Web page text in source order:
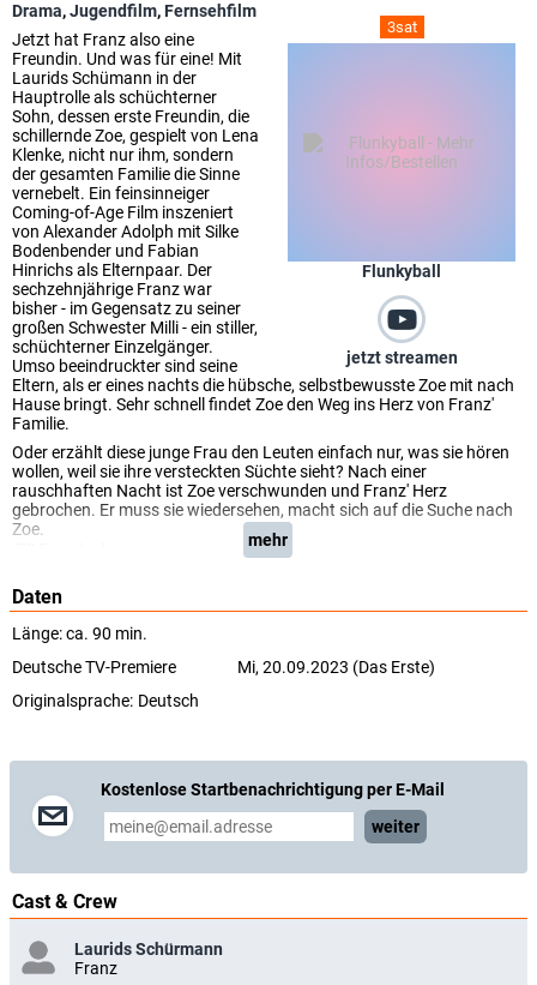
3sat
Flunkyball
jetzt streamen
Drama,Jugendfilm,Fernsehfilm
Jetzt hat Franz also eine
Freundin. Und was für eine! Mit
Laurids Schümann in der
Hauptrolle als schüchterner
Sohn, dessen erste Freundin, die
schillernde Zoe, gespielt von Lena
Klenke, nicht nur ihm, sondern
der gesamten Familie die Sinne
vernebelt. Ein feinsinneiger
Coming-of-Age Film inszeniert
von Alexander Adolph mit Silke
Bodenbender und Fabian
Hinrichs als Elternpaar. Der
sechzehnjährige Franz war
bisher - im Gegensatz zu seiner
großen Schwester Milli - ein stiller,
schüchterner Einzelgänger.
Umso beeindruckter sind seine
Eltern, als er eines nachts die hübsche, selbstbewusste Zoe mit nach
Hause bringt. Sehr schnell findet Zoe den Weg ins Herz von Franz'
Familie.
Oder erzählt diese junge Frau den Leuten einfach nur, was sie hören
wollen, weil sie ihre versteckten Süchte sieht? Nach einer
rauschhaften Nacht ist Zoe verschwunden und Franz' Herz
gebrochen. Er muss sie wiedersehen, macht sich auf die Suche nach
Zoe.
mehr
Daten
Länge: ca. 90 min.
Deutsche TV-Premiere
Mi, 20.09.2023 (Das Erste)
Originalsprache: Deutsch
Kostenlose Startbenachrichtigung per E-Mail
weiter
Cast & Crew
Laurids Schürmann
Franz